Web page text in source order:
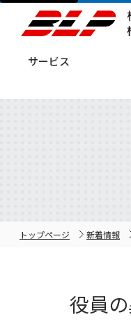
サービス
トップページ 新着情報
役員